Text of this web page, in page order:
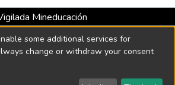
Mineducación
Institucional hasta 2026 -
MEN 2158 de 2018
some additional services for
change or withdraw your consent